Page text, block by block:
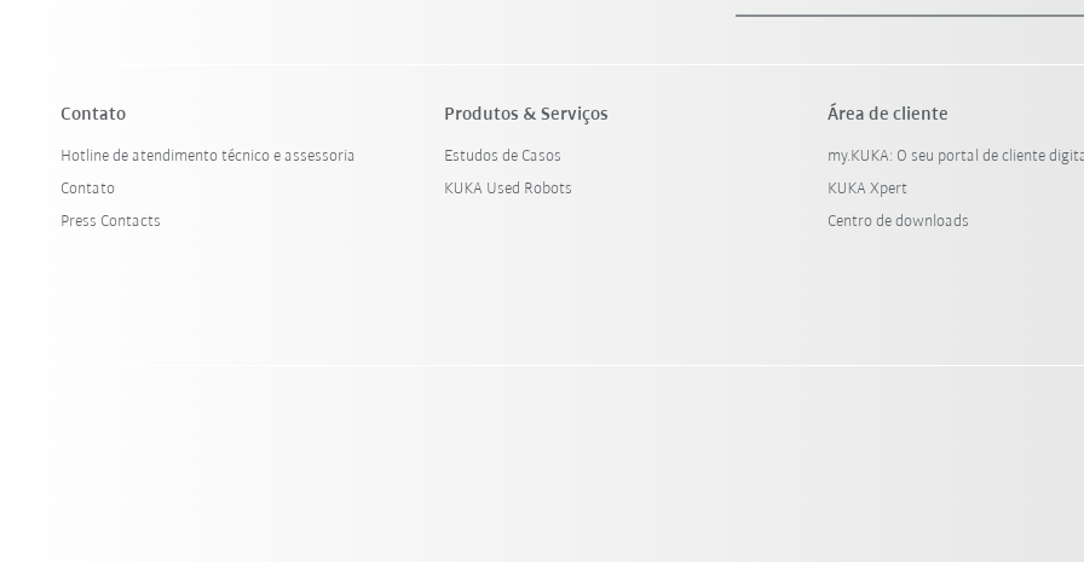
Contato
Hotline de atendimento técnico e assessoria
Contato
Press Contacts
Produtos & Serviços
Estudos de Casos
KUKA Used Robots
Área de cliente
my.KUKA: O seu portal de cliente
KUKA Xpert
Centro de downloads